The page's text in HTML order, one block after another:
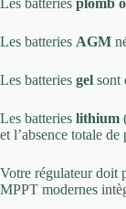
Les batteries plomb
Les batteries AGM
Les batteries gel sont
Les batteries lithium
et l’absence totale de
Votre régulateur doit
MPPT modernes